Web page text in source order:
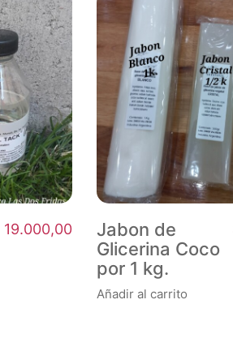
19.000,00
Jabon de
Glicerina Coco
por 1 kg.
Añadir al carrito